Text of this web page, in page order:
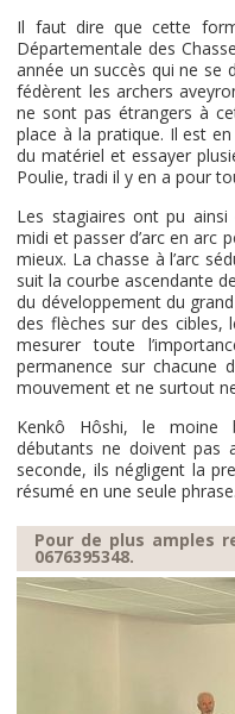
Il faut dire que cette
Départementale des
année un succès qui ne se
fédèrent les archers
ne sont pas étrangers à
place à la pratique. Il est
du matériel et essayer
Poulie, tradi il y en a pour
Les stagiaires ont pu ainsi
midi et passer d’arc en arc
mieux. La chasse à l’arc
suit la courbe ascendante
du développement du
des flèches sur des cibles,
mesurer toute
permanence sur chacune
mouvement et ne surtout
Kenkô Hôshi, le moine
débutants ne doivent pas
seconde, ils négligent la
résumé en une seule phrase.
Pour de plus amples
0676395348.